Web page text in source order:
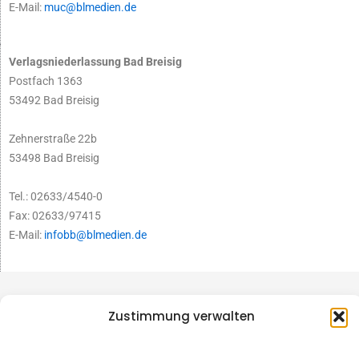
Zustimmung verwalten
E-Mail: muc@blmedien.de
Verlagsniederlassung Bad Breisig
Postfach 1363
53492 Bad Breisig
Zehnerstraße 22b
53498 Bad Breisig
Tel.: 02633/4540-0
Fax: 02633/97415
E-Mail: infobb@blmedien.de